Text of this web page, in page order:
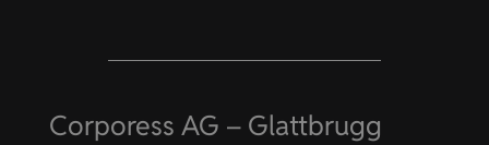
Corporess AG – Glattbrugg